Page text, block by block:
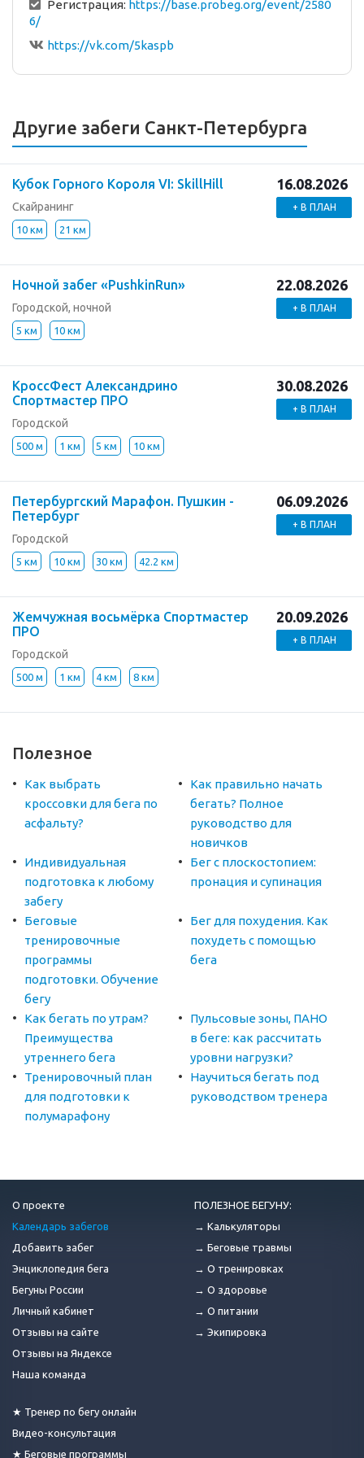
Регистрация: https://base.probeg.org/event/2580
6/
https://vk.com/5kaspb
Другие забеги Санкт-Петербурга
Кубок Горного Короля VI: SkillHill
Скайранинг
10 км 21 км
16.08.2026
+ В ПЛАН
Ночной забег «PushkinRun»
Городской, ночной
5 км 10 км
22.08.2026
+ В ПЛАН
КроссФест Александрино
Спортмастер ПРО
Городской
500 м 1 км 5 км 10 км
30.08.2026
+ В ПЛАН
Петербургский Марафон. Пушкин -
Петербург
Городской
5 км 10 км 30 км 42.2 км
06.09.2026
+ В ПЛАН
Жемчужная восьмёрка Спортмастер
ПРО
Городской
500 м 1 км 4 км 8 км
20.09.2026
+ В ПЛАН
Полезное
Как выбрать
кроссовки для бега по
асфальту?
Как правильно начать
бегать? Полное
руководство для
новичков
Индивидуальная
подготовка к любому
забегу
Бег с плоскостопием:
пронация и супинация
Беговые
тренировочные
программы
подготовки. Обучение
бегу
Бег для похудения. Как
похудеть с помощью
бега
Как бегать по утрам?
Преимущества
утреннего бега
Пульсовые зоны, ПАНО
в беге: как рассчитать
уровни нагрузки?
Тренировочный план
для подготовки к
полумарафону
Научиться бегать под
руководством тренера
О проекте
Календарь забегов
Добавить забег
Энциклопедия бега
Бегуны России
Личный кабинет
Отзывы на сайте
Отзывы на Яндексе
Наша команда
★ Тренер по бегу онлайн
Видео-консультация
★ Беговые программы
ПОЛЕЗНОЕ БЕГУНУ:
→ Калькуляторы
→ Беговые травмы
→ О тренировках
→ О здоровье
→ О питании
→ Экипировка